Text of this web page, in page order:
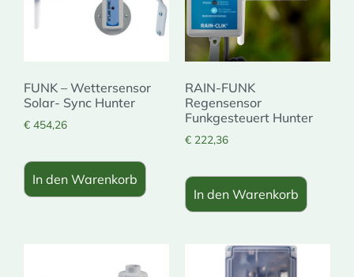
FUNK – Wettersensor
Solar- Sync Hunter
€ 454,26
In den Warenkorb
RAIN-FUNK
Regensensor
Funkgesteuert Hunter
€ 222,36
In den Warenkorb